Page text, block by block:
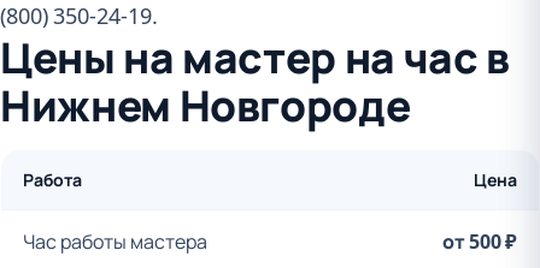
(800) 350-24-19.
Цены на мастер на час в
Нижнем Новгороде
Работа Цена
Час работы мастера от 500 ₽